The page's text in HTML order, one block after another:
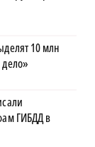
10 млн
ГИБДД в